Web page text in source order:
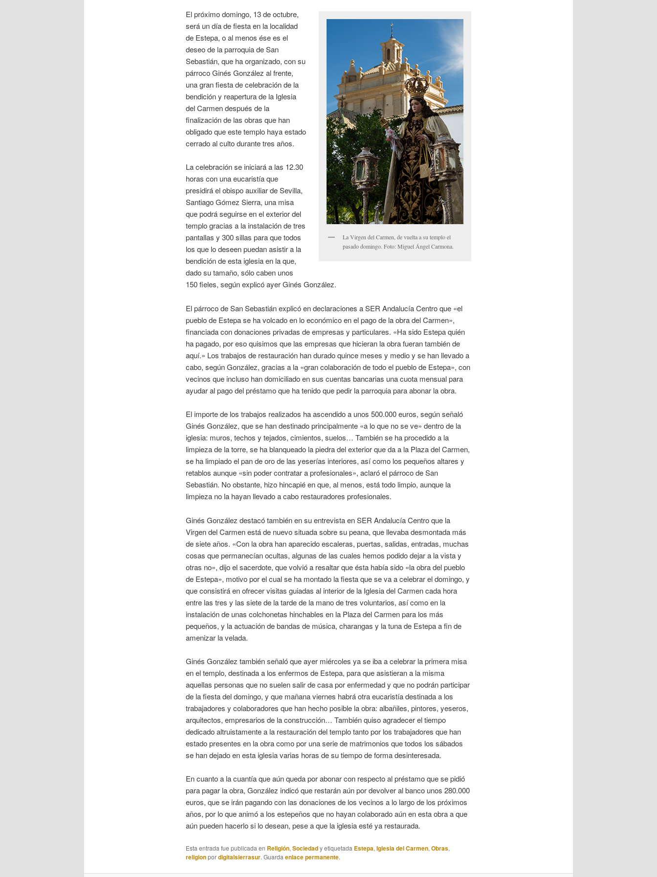
La Virgen del Carmen, de vuelta a su templo el
pasado domingo. Foto: Miguel Ángel Carmona.
El próximo domingo, 13 de octubre,
será un día de fiesta en la localidad
de Estepa, o al menos ése es el
deseo de la parroquia de San
Sebastián, que ha organizado, con su
párroco Ginés González al frente,
una gran fiesta de celebración de la
bendición y reapertura de la Iglesia
del Carmen después de la
finalización de las obras que han
obligado que este templo haya estado
cerrado al culto durante tres años.
La celebración se iniciará a las 12.30
horas con una eucaristía que
presidirá el obispo auxiliar de Sevilla,
Santiago Gómez Sierra, una misa
que podrá seguirse en el exterior del
templo gracias a la instalación de tres
pantallas y 300 sillas para que todos
los que lo deseen puedan asistir a la
bendición de esta iglesia en la que,
dado su tamaño, sólo caben unos
150 fieles, según explicó ayer Ginés González.
El párroco de San Sebastián explicó en declaraciones a SER Andalucía Centro que «el
pueblo de Estepa se ha volcado en lo económico en el pago de la obra del Carmen»,
financiada con donaciones privadas de empresas y particulares. «Ha sido Estepa quién
ha pagado, por eso quisimos que las empresas que hicieran la obra fueran también de
aquí.» Los trabajos de restauración han durado quince meses y medio y se han llevado a
cabo, según González, gracias a la «gran colaboración de todo el pueblo de Estepa», con
vecinos que incluso han domiciliado en sus cuentas bancarias una cuota mensual para
ayudar al pago del préstamo que ha tenido que pedir la parroquia para abonar la obra.
El importe de los trabajos realizados ha ascendido a unos 500.000 euros, según señaló
Ginés González, que se han destinado principalmente «a lo que no se ve» dentro de la
iglesia: muros, techos y tejados, cimientos, suelos… También se ha procedido a la
limpieza de la torre, se ha blanqueado la piedra del exterior que da a la Plaza del Carmen,
se ha limpiado el pan de oro de las yeserías interiores, así como los pequeños altares y
retablos aunque «sin poder contratar a profesionales», aclaró el párroco de San
Sebastián. No obstante, hizo hincapié en que, al menos, está todo limpio, aunque la
limpieza no la hayan llevado a cabo restauradores profesionales.
Ginés González destacó también en su entrevista en SER Andalucía Centro que la
Virgen del Carmen está de nuevo situada sobre su peana, que llevaba desmontada más
de siete años. «Con la obra han aparecido escaleras, puertas, salidas, entradas, muchas
cosas que permanecían ocultas, algunas de las cuales hemos podido dejar a la vista y
otras no», dijo el sacerdote, que volvió a resaltar que ésta había sido «la obra del pueblo
de Estepa», motivo por el cual se ha montado la fiesta que se va a celebrar el domingo, y
que consistirá en ofrecer visitas guiadas al interior de la Iglesia del Carmen cada hora
entre las tres y las siete de la tarde de la mano de tres voluntarios, así como en la
instalación de unas colchonetas hinchables en la Plaza del Carmen para los más
pequeños, y la actuación de bandas de música, charangas y la tuna de Estepa a fin de
amenizar la velada.
Ginés González también señaló que ayer miércoles ya se iba a celebrar la primera misa
en el templo, destinada a los enfermos de Estepa, para que asistieran a la misma
aquellas personas que no suelen salir de casa por enfermedad y que no podrán participar
de la fiesta del domingo, y que mañana viernes habrá otra eucaristía destinada a los
trabajadores y colaboradores que han hecho posible la obra: albañiles, pintores, yeseros,
arquitectos, empresarios de la construcción… También quiso agradecer el tiempo
dedicado altruistamente a la restauración del templo tanto por los trabajadores que han
estado presentes en la obra como por una serie de matrimonios que todos los sábados
se han dejado en esta iglesia varias horas de su tiempo de forma desinteresada.
En cuanto a la cuantía que aún queda por abonar con respecto al préstamo que se pidió
para pagar la obra, González indicó que restarán aún por devolver al banco unos 280.000
euros, que se irán pagando con las donaciones de los vecinos a lo largo de los próximos
años, por lo que animó a los estepeños que no hayan colaborado aún en esta obra a que
aún pueden hacerlo si lo desean, pese a que la iglesia esté ya restaurada.
Esta entrada fue publicada en Religión, Sociedady etiquetada Estepa, Iglesia del Carmen, Obras,
religionpordigitalsierrasur. Guarda enlace permanente.